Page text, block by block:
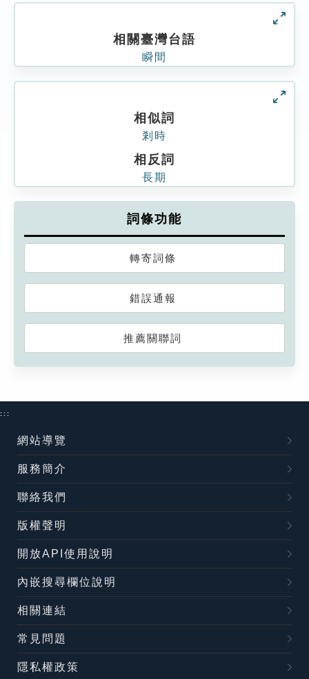
相關臺灣台語
瞬間
相似詞
剎時
相反詞
長期
詞條功能
轉寄詞條
錯誤通報
推薦關聯詞
:::
網站導覽
服務簡介
聯絡我們
版權聲明
開放API使用說明
內嵌搜尋欄位說明
相關連結
常見問題
隱私權政策